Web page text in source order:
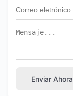
Enviar Ahora